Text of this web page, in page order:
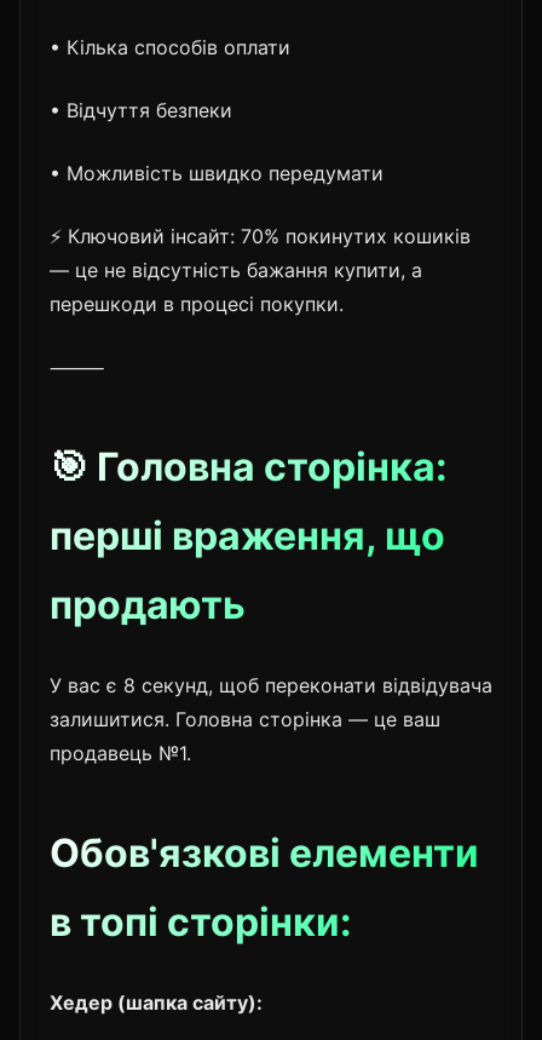
• Кілька способів оплати
• Відчуття безпеки
• Можливість швидко передумати
⚡ Ключовий інсайт: 70% покинутих кошиків
— це не відсутність бажання купити, а
перешкоди в процесі покупки.
⸻
🎯 Головна сторінка:
перші враження, що
продають
У вас є 8 секунд, щоб переконати відвідувача
залишитися. Головна сторінка — це ваш
продавець №1.
Обов'язкові елементи
в топі сторінки:
Хедер (шапка сайту):